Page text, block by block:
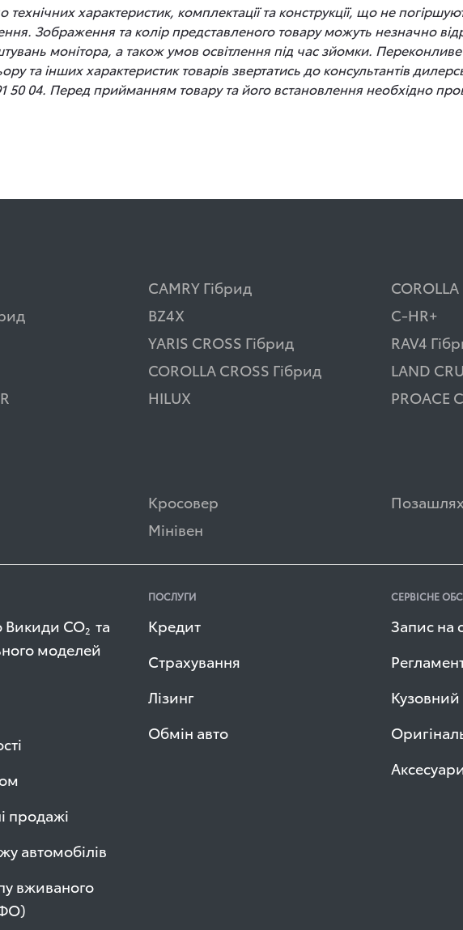
характеристик, комплектації та конструкції, що не
Зображення та колір представленого товару можуть незначно
монітора, а також умов освітлення під час зйомки.
та інших характеристик товарів звертатись до консультантів
50 04. Перед прийманням товару та його встановлення необхідно
CAMRY Гібрид
COROLLA
BZ4X
C-HR+
YARIS CROSS Гібрид
RAV4
COROLLA CROSS Гібрид
LAND
HILUX
PROACE
Кросовер
Мінівен
Викиди СО2 та
моделей
продажі
автомобілів
вживаного
ПОСЛУГИ
Кредит
Страхування
Лізинг
Обмін авто
СЕРВІСНЕ
Запис на
Аксесуари